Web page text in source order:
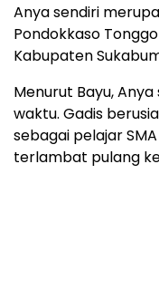
Anya sendiri
Pondokkaso
Kabupaten
Menurut Bayu,
waktu. Gadis
sebagai pelajar
terlambat pulang